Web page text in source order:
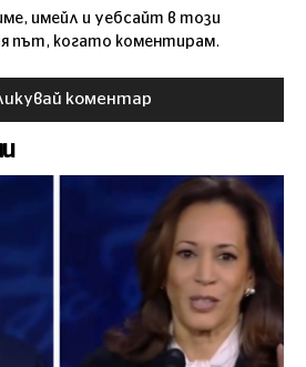
имейл и уебсайт в този
път, когато коментирам.